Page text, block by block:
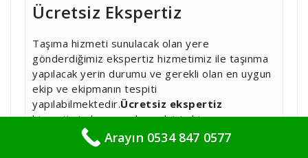
Ücretsiz Ekspertiz
Taşıma hizmeti sunulacak olan yere
gönderdiğimiz ekspertiz hizmetimiz ile taşınma
yapılacak yerin durumu ve gerekli olan en uygun
ekip ve ekipmanın tespiti
yapılabilmektedir.Ücretsiz ekspertiz
hizmetimizden yararlanmak için bize
ulaşabilirsiniz.
Arayin☜
Arayın 0534 847 0577